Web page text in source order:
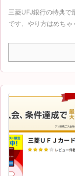
三菱UFJ銀行の特典で
です、やり方はめちゃ